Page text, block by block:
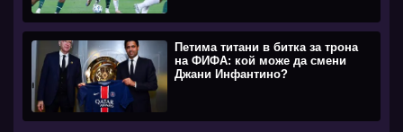
Петима титани в битка за трона
на ФИФА: кой може да смени
Джани Инфантино?